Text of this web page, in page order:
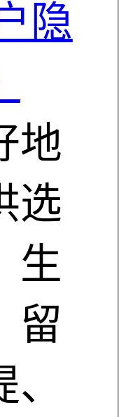
隐
地
选
生
留